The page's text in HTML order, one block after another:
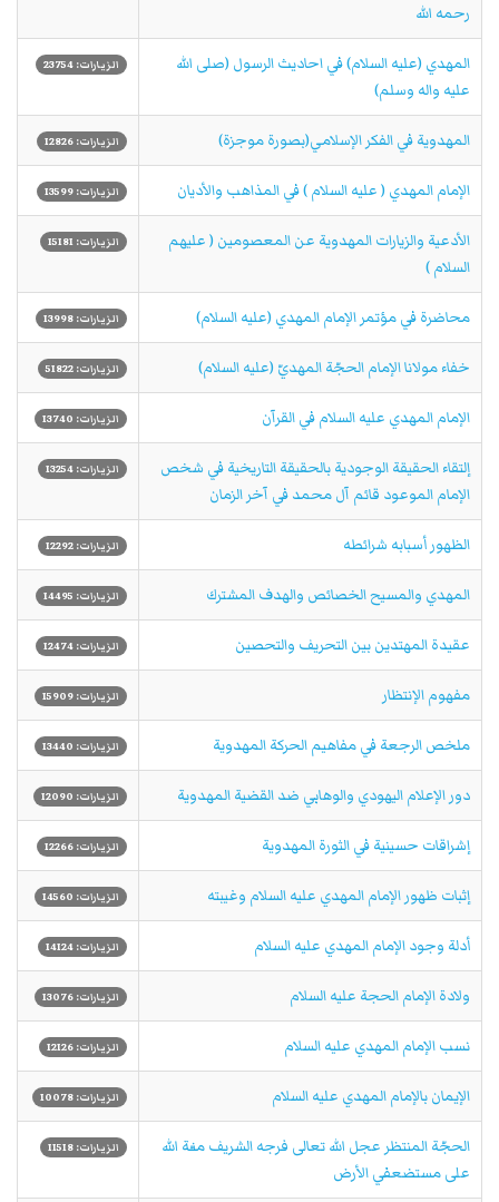
رحمه الله
المهدي (عليه السلام) في احاديث الرسول (صلى الله
عليه واله وسلم)
الزيارات: 23754
المهدویة في الفكر الإسلامي(بصورة موجزة) الزيارات: 12826
الإمام المهدي ( عليه السلام ) في المذاهب والأديان الزيارات: 13599
الأدعية والزيارات المهدوية عن المعصومين ( عليهم
السلام )
الزيارات: 15181
محاضرة في مؤتمر الإمام المهدي (علیه السلام) الزيارات: 13998
خفاء مولانا الإمام الحجّة المهديّ (عليه السلام) الزيارات: 51822
الإمام المهدي عليه السلام في القرآن الزيارات: 13740
إلتقاء الحقيقة الوجودية بالحقيقة التاريخية في شخص
الإمام الموعود قائم آل محمد في آخر الزمان
الزيارات: 13254
الظهور أسبابه شرائطه الزيارات: 12292
المهدي والمسيح الخصائص والهدف المشترك الزيارات: 14495
عقيدة المهتدين بين التحريف والتحصين الزيارات: 12474
مفهوم الإنتظار الزيارات: 15909
ملخص الرجعة في مفاهيم الحركة المهدوية الزيارات: 13440
دور الإعلام اليهودي والوهابي ضد القضية المهدوية الزيارات: 12090
إشراقات حسينية في الثورة المهدوية الزيارات: 12266
إثبات ظهور الإمام المهدي عليه السلام وغيبته الزيارات: 14560
أدلة وجود الإمام المهدي عليه السلام الزيارات: 14124
ولادة الإمام الحجة عليه السلام الزيارات: 13076
نسب الإمام المهدي عليه السلام الزيارات: 12126
الإيمان بالإمام المهدي عليه السلام الزيارات: 10078
الحجّة المنتظر عجل الله تعالى فرجه الشريف منـّة الله
على مستضعفي الأرض
الزيارات: 11518